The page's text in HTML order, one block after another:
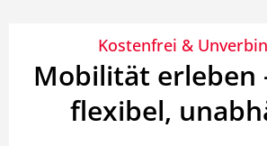
Kostenfrei &
Mobilität erleben
flexibel,